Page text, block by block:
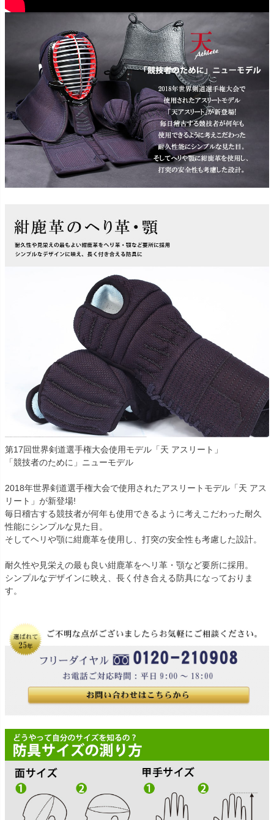
第17回世界剣道選手権大会使用モデル「天 アスリート」
「競技者のために」ニューモデル
2018年世界剣道選手権大会で使用されたアスリートモデル「天 アス
リート」が新登場!
毎日稽古する競技者が何年も使用できるように考えこだわった耐久
性能にシンプルな見た目。
そしてヘリや顎に紺鹿革を使用し、打突の安全性も考慮した設計。
耐久性や見栄えの最も良い紺鹿革をヘリ革・顎など要所に採用。
シンプルなデザインに映え、長く付き合える防具になっておりま
す。